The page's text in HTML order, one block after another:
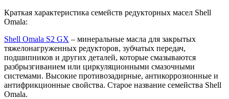
Краткая характеристика семейств редукторных масел Shell
Omala:
Shell Omala S2 GX – минеральные масла для закрытых
тяжелонагруженных редукторов, зубчатых передач,
подшипников и других деталей, которые смазываются
разбрызгиванием или циркуляционными смазочными
системами. Высокие противозадирные, антикоррозионные и
антифрикционные свойства. Старое название семейства Shell
Omala.